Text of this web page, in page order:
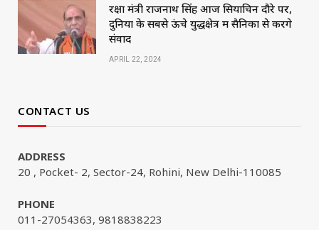
रक्षा मंत्री राजनाथ सिंह आज सियाचिन दौरे पर,
दुनिया के सबसे ऊंचे युद्धक्षेत्र में सैनिकों से करेंगे
संवाद
APRIL 22, 2024
CONTACT US
ADDRESS
20 , Pocket- 2, Sector-24, Rohini, New Delhi-110085
PHONE
011-27054363, 9818838223